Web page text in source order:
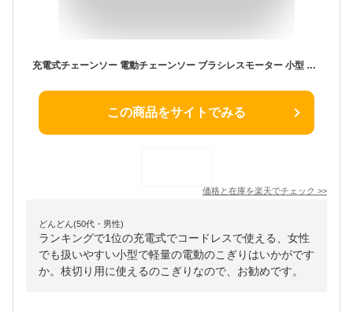
充電式チェーンソー 電動チェーンソー ブラシレスモーター 小型 充電式 電動のこぎり 家庭用 18Vバッテリー互換対応 コードレス 片手 軽量 女性 強力 木工切断 枝切り ポータブル 農業 園芸用機器 剪定ばさみ 日本語説明書【本体のみ】
この商品をサイトでみる
価格と在庫を楽天でチェック >>
どんどん(50代・男性)
ランキングで1位の充電式でコードレスで使える、女性
でも扱いやすい小型で軽量の電動のこぎりはいかがです
か。枝切り用に使えるのこぎりなので、お勧めです。